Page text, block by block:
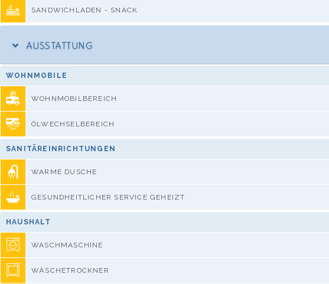
SANDWICHLADEN - SNACK
AUSSTATTUNG
WOHNMOBILE
WOHNMOBILBEREICH
ÖLWECHSELBEREICH
SANITÄREINRICHTUNGEN
WARME DUSCHE
GESUNDHEITLICHER SERVICE GEHEIZT
HAUSHALT
WASCHMASCHINE
WÄSCHETROCKNER